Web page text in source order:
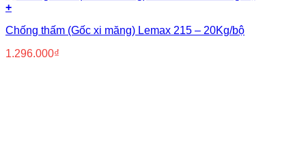
+
Chống thấm (Gốc xi măng) Lemax 215 – 20Kg/bộ
1.296.000₫